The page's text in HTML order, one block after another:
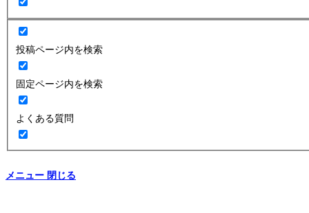
投稿ページ内を検索
固定ページ内を検索
よくある質問
メニュー 閉じる